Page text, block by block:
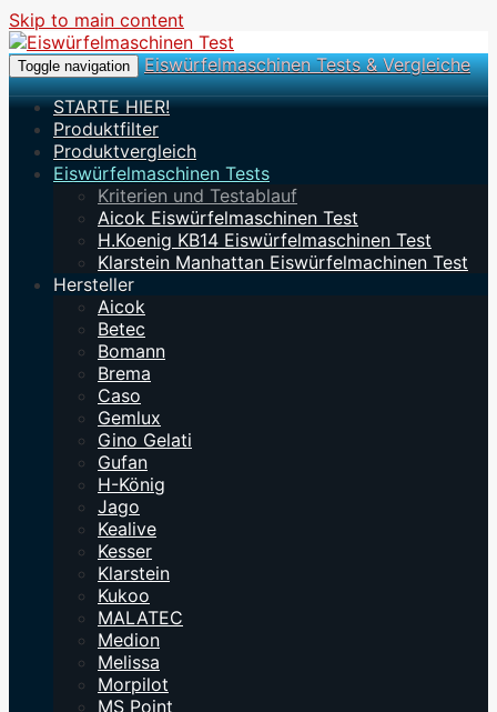
Skip to main content
Toggle navigation
Eiswürfelmaschinen Tests & Vergleiche
STARTE HIER!
Produktfilter
Produktvergleich
Eiswürfelmaschinen Tests
Kriterien und Testablauf
Aicok Eiswürfelmaschinen Test
H.Koenig KB14 Eiswürfelmaschinen Test
Klarstein Manhattan Eiswürfelmachinen Test
Hersteller
Aicok
Betec
Bomann
Brema
Caso
Gemlux
Gino Gelati
Gufan
H-König
Jago
Kealive
Kesser
Klarstein
Kukoo
MALATEC
Medion
Melissa
Morpilot
MS Point